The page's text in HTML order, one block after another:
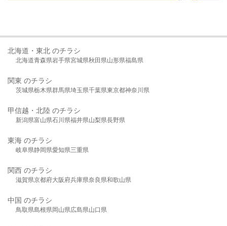
北海道・東北 のチラシ
北海道青森県岩手県宮城県秋田県山形県福島県
関東 のチラシ
茨城県栃木県群馬県埼玉県千葉県東京都神奈川県
甲信越・北陸 のチラシ
新潟県富山県石川県福井県山梨県長野県
東海 のチラシ
岐阜県静岡県愛知県三重県
関西 のチラシ
滋賀県京都府大阪府兵庫県奈良県和歌山県
中国 のチラシ
鳥取県島根県岡山県広島県山口県